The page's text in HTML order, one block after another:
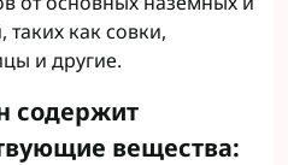
как совки,
и другие.
содержит
вещества: